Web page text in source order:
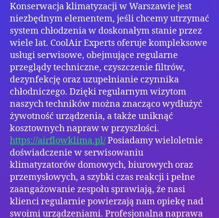
Konserwacja klimatyzacji w Warszawie jest
niezbędnym elementem, jeśli chcemy utrzymać
system chłodzenia w doskonałym stanie przez
wiele lat. CoolAir Experts oferuje kompleksowe
usługi serwisowe, obejmujące regularne
przeglądy techniczne, czyszczenie filtrów,
dezynfekcję oraz uzupełnianie czynnika
chłodniczego. Dzięki regularnym wizytom
naszych techników można znacząco wydłużyć
żywotność urządzenia, a także uniknąć
kosztownych napraw w przyszłości.
https://airflowklima.pl/Posiadamy wieloletnie
doświadczenie w serwisowaniu
klimatyzatorów domowych, biurowych oraz
przemysłowych, a szybki czas reakcji i pełne
zaangażowanie zespołu sprawiają, że nasi
klienci regularnie powierzają nam opiekę nad
swoimi urządzeniami. Profesjonalna naprawa